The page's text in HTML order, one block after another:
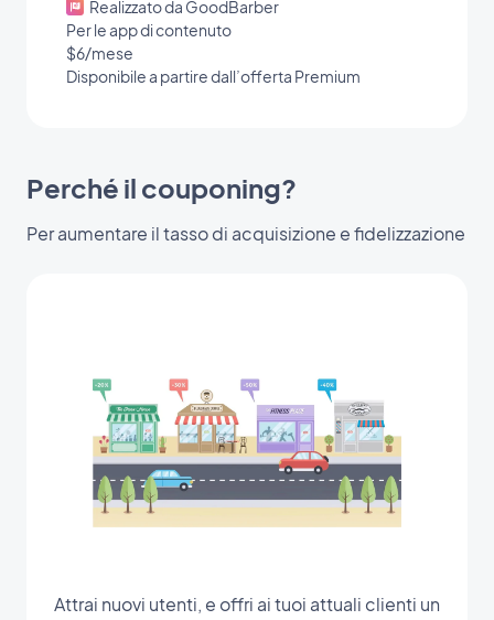
Realizzato da GoodBarber
Per le app di contenuto
$6/mese
Disponibile a partire dall’offerta Premium
Perché il couponing?
Per aumentare il tasso di acquisizione e fidelizzazione
Attrai nuovi utenti, e offri ai tuoi attuali clienti un